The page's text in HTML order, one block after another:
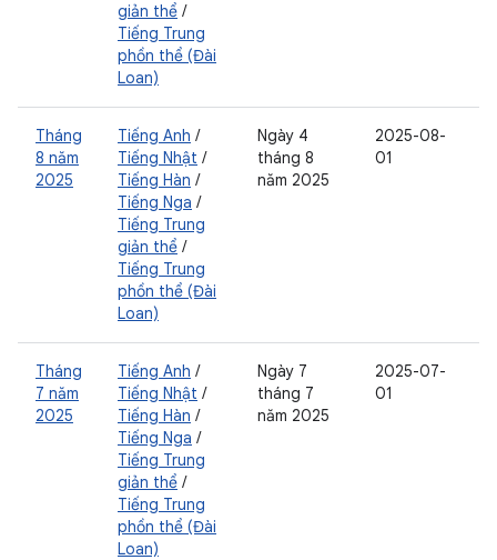
giản thể /
Tiếng Trung
phồn thể (Đài
Loan)
Tháng
8 năm
2025
Tiếng Anh /
Tiếng Nhật /
Tiếng Hàn /
Tiếng Nga /
Tiếng Trung
giản thể /
Tiếng Trung
phồn thể (Đài
Loan)
Ngày 4
tháng 8
năm 2025
2025-08-
01
Tháng
7 năm
2025
Tiếng Anh /
Tiếng Nhật /
Tiếng Hàn /
Tiếng Nga /
Tiếng Trung
giản thể /
Tiếng Trung
phồn thể (Đài
Loan)
Ngày 7
tháng 7
năm 2025
2025-07-
01